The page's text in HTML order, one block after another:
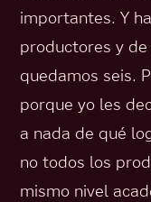
importantes. Y
productores y de
quedamos seis.
porque yo les
a nada de qué
no todos los
mismo nivel